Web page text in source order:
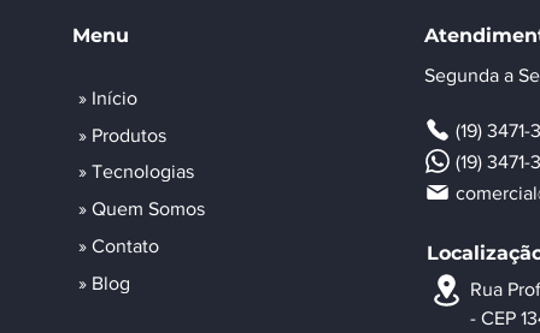
Menu
» Início
» Produtos
» Tecnologias
» Quem Somos
» Contato
» Blog
Segunda a
(19)
(19)
Rua
- CEP